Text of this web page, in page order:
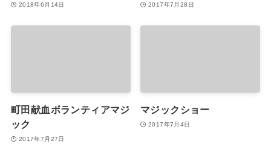
2018年6月14日 2017年7月28日
町田献血ボランティアマジ
ック
2017年7月27日
マジックショー
2017年7月4日